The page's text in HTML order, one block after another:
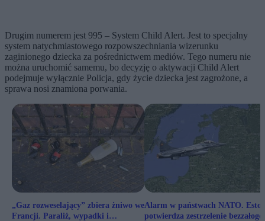
Drugim numerem jest 995 – System Child Alert. Jest to specjalny
system natychmiastowego rozpowszechniania wizerunku
zaginionego dziecka za pośrednictwem mediów. Tego numeru nie
można uruchomić samemu, bo decyzję o aktywacji Child Alert
podejmuje wyłącznie Policja, gdy życie dziecka jest zagrożone, a
sprawa nosi znamiona porwania.
„Gaz rozweselający” zbiera żniwo we
Francji. Paraliż, wypadki i
Alarm w państwach NATO.
potwierdza zestrzelenie